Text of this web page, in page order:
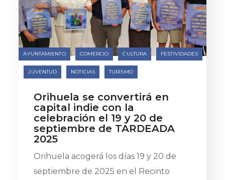
AYUNTAMIENTO COMERCIO CULTURA FESTIVIDADES
JUVENTUD NOTICIAS TURISMO
Orihuela se convertirá en
capital indie con la
celebración el 19 y 20 de
septiembre de TARDEADA
2025
Orihuela acogerá los días 19 y 20 de
septiembre de 2025 en el Recinto